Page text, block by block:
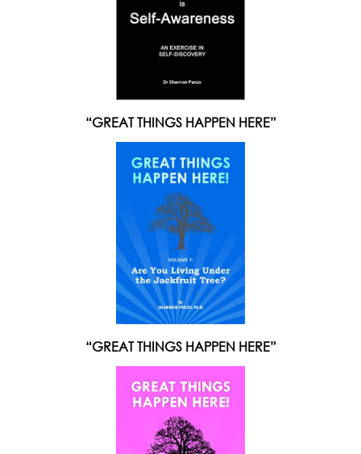
“GREAT THINGS HAPPEN HERE”
“GREAT THINGS HAPPEN HERE”